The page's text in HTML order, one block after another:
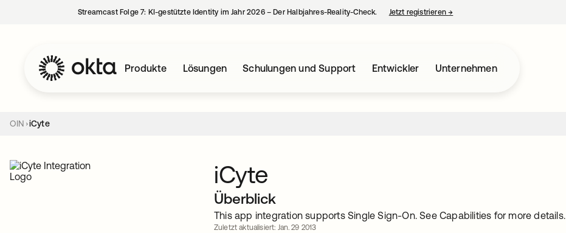
Streamcast Folge 7: KI-gestützte Identity im Jahr 2026 – Der Halbjahres-Reality-Check. Jetzt registrieren→
Produkte Lösungen Schulungen und Support Entwickler Unternehmen
OIN iCyte
iCyte
Überblick
This app integration supports Single Sign-On. See Capabilities for more details.
Zuletzt aktualisiert: Jan. 29 2013